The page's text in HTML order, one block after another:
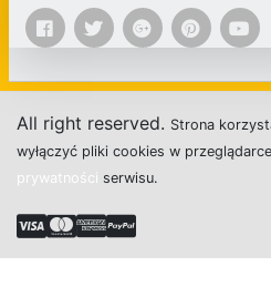
All right reserved. Strona korzyst
wyłączyć pliki cookies w
prywatności serwisu.